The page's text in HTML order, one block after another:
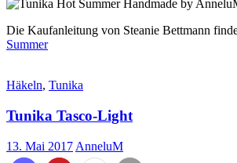
Die Kaufanleitung von Steanie Bettmann
Summer
Häkeln, Tunika
Tunika Tasco-Light
13. Mai 2017 AnneluM